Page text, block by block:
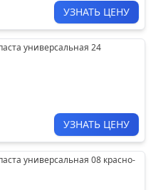
УЗНАТЬ ЦЕНУ
универсальная 24
УЗНАТЬ ЦЕНУ
универсальная 08 красно-